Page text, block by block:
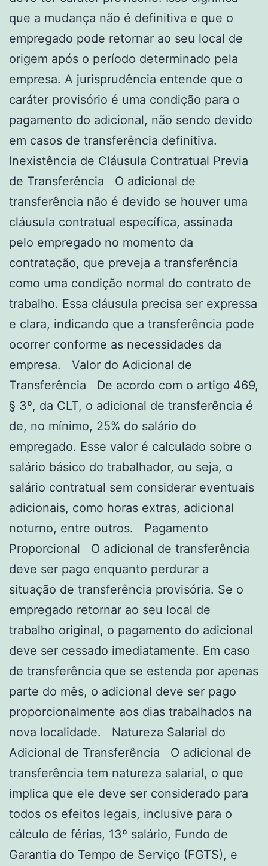
que a mudança não é definitiva e que o
empregado pode retornar ao seu local de
origem após o período determinado pela
empresa. A jurisprudência entende que o
caráter provisório é uma condição para o
pagamento do adicional, não sendo devido
em casos de transferência definitiva.
Inexistência de Cláusula Contratual Previa
de Transferência O adicional de
transferência não é devido se houver uma
cláusula contratual específica, assinada
pelo empregado no momento da
contratação, que preveja a transferência
como uma condição normal do contrato de
trabalho. Essa cláusula precisa ser expressa
e clara, indicando que a transferência pode
ocorrer conforme as necessidades da
empresa. Valor do Adicional de
Transferência De acordo com o artigo 469,
§ 3º, da CLT, o adicional de transferência é
de, no mínimo, 25% do salário do
empregado. Esse valor é calculado sobre o
salário básico do trabalhador, ou seja, o
salário contratual sem considerar eventuais
adicionais, como horas extras, adicional
noturno, entre outros. Pagamento
Proporcional O adicional de transferência
deve ser pago enquanto perdurar a
situação de transferência provisória. Se o
empregado retornar ao seu local de
trabalho original, o pagamento do adicional
deve ser cessado imediatamente. Em caso
de transferência que se estenda por apenas
parte do mês, o adicional deve ser pago
proporcionalmente aos dias trabalhados na
nova localidade. Natureza Salarial do
Adicional de Transferência O adicional de
transferência tem natureza salarial, o que
implica que ele deve ser considerado para
todos os efeitos legais, inclusive para o
cálculo de férias, 13º salário, Fundo de
Garantia do Tempo de Serviço (FGTS), e